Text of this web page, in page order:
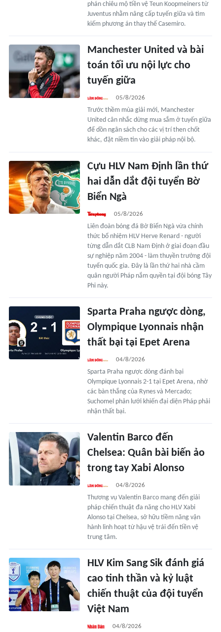
phán chiêu mộ tiền vệ Teun Koopmeiners từ
Juventus nhằm nâng cấp tuyến giữa và tìm
kiếm phương án thay thế Casemiro.
Manchester United và bài
toán tối ưu nội lực cho
tuyến giữa
05/8/2026
Trước thềm mùa giải mới, Manchester
United cân nhắc dừng mua sắm ở tuyến giữa
để dồn ngân sách cho các vị trí then chốt
khác, đặt niềm tin vào giải pháp nội bộ.
Cựu HLV Nam Định lần thứ
hai dẫn dắt đội tuyển Bờ
Biển Ngà
05/8/2026
Liên đoàn bóng đá Bờ Biển Ngà vừa chính
thức bổ nhiệm HLV Herve Renard - người
từng dẫn dắt CLB Nam Định ở giai đoạn đầu
sự nghiệp năm 2004 - làm thuyền trưởng đội
tuyển quốc gia. Đây là lần thứ hai nhà cầm
quân người Pháp nắm quyền tại đội bóng Tây
Phi này.
Sparta Praha ngược dòng,
Olympique Lyonnais nhận
thất bại tại Epet Arena
04/8/2026
Sparta Praha ngược dòng đánh bại
Olympique Lyonnais 2-1 tại Epet Arena, nhờ
các bàn thắng của Rynes và Mercado;
Suchomel phản lưới khiến đại diện Pháp phải
nhận thất bại.
Valentin Barco đến
Chelsea: Quân bài biến ảo
trong tay Xabi Alonso
04/8/2026
Thương vụ Valentin Barco mang đến giải
pháp chiến thuật đa năng cho HLV Xabi
Alonso tại Chelsea, sở hữu tiềm năng vận
hành linh hoạt từ hậu vệ trái đến tiền vệ
trung tâm.
HLV Kim Sang Sik đánh giá
cao tinh thần và kỷ luật
chiến thuật của đội tuyển
Việt Nam
04/8/2026